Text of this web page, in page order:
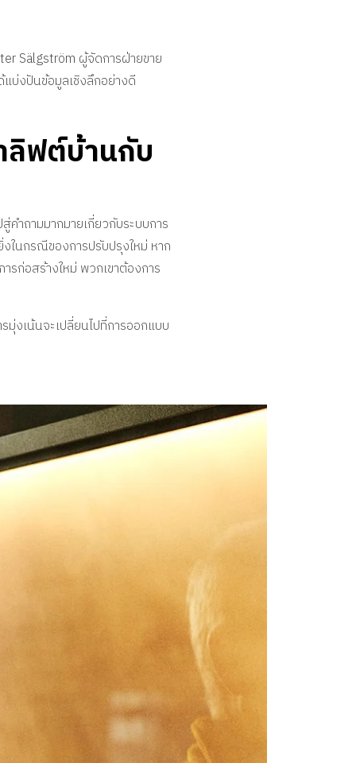
Sälgström ผู้จัดการฝ่ายขาย
บ่งปันข้อมูลเชิงลึกอย่างดี
ลิฟต์บ้านกับ
ำถามมากมายเกี่ยวกับระบบการ
ในกรณีของการปรับปรุงใหม่ หาก
ก่อสร้างใหม่ พวกเขาต้องการ
มุ่งเน้นจะเปลี่ยนไปที่การออกแบบ